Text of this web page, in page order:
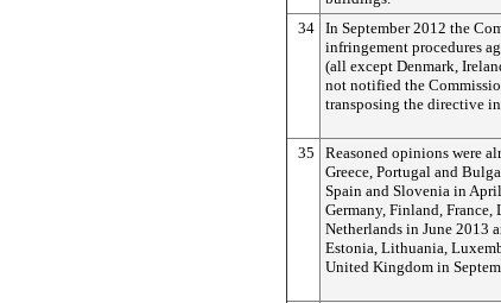
34 In September 2012 the
infringement procedures
(all except Denmark,
not notified the
transposing the directive
35
Reasoned opinions were
Greece, Portugal and
Spain and Slovenia in
Germany, Finland,
Netherlands in June 2013
Estonia, Lithuania,
United Kingdom in